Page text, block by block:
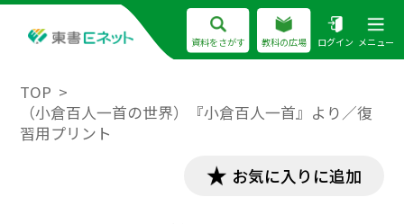
資料をさがす 教科の広場 ログイン メニュー
TOP
（小倉百人一首の世界）『小倉百人一首』より／復
習用プリント
お気に入りに追加